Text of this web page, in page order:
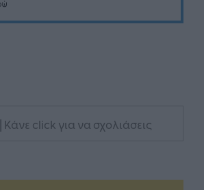
| Κάνε click για να σχολιάσεις